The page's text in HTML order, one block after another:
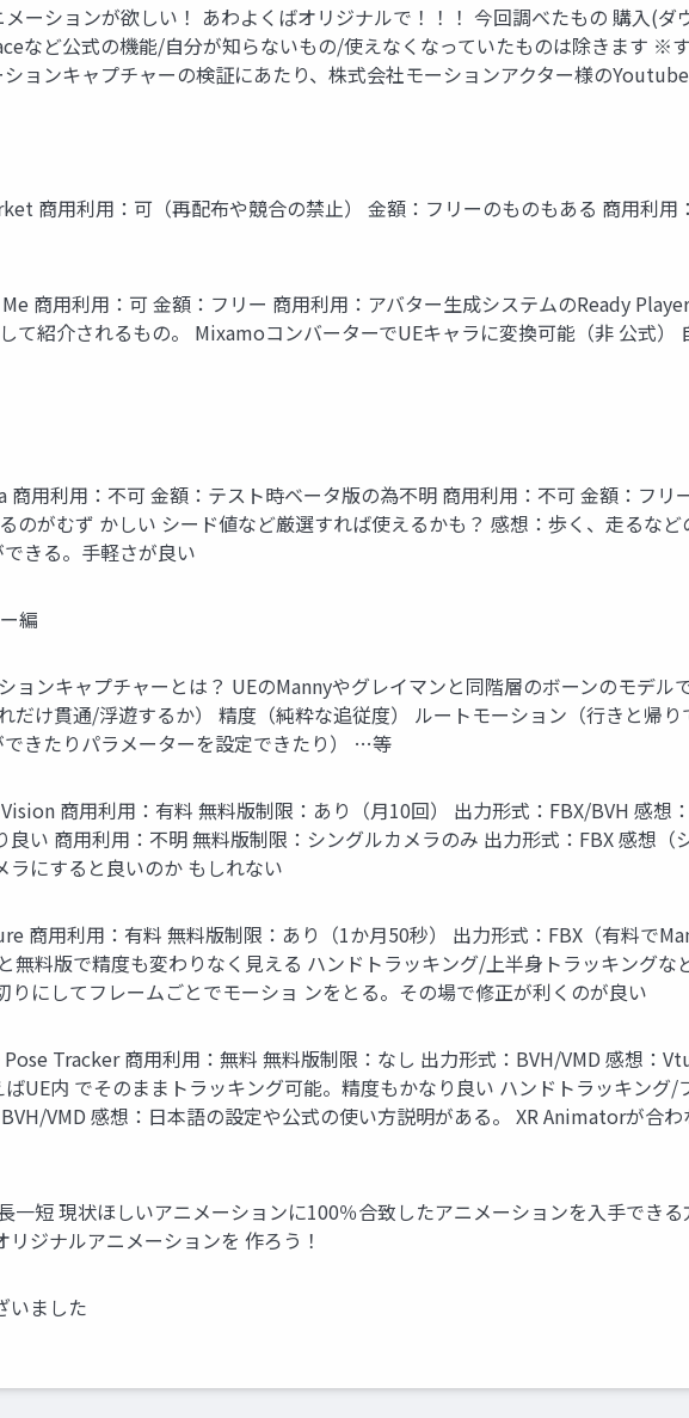
ーションが欲しい！ あわよくばオリジナルで！！！ 今回調べたもの 購入(
など公式の機能/自分が知らないもの/使えなくなっていたものは除きます ※
ョンキャプチャーの検証にあたり、株式会社モーションアクター様の
商用利用：可（再配布や競合の禁止） 金額：フリーのものもある 商用利
商用利用：可 金額：フリー 商用利用：アバター生成システムのReady
て紹介されるもの。 MixamoコンバーターでUEキャラに変換可能（非 公式
用利用：不可 金額：テスト時ベータ版の為不明 商用利用：不可 金額：フリ
のがむず かしい シード値など厳選すれば使えるかも？ 感想：歩く、走るな
きる。手軽さが良い
編
ョンキャプチャーとは？ UEのMannyやグレイマンと同階層のボーンのモデ
だけ貫通/浮遊するか） 精度（純粋な追従度） ルートモーション（行きと帰
きたりパラメーターを設定できたり） …等
商用利用：有料 無料版制限：あり（月10回） 出力形式：FBX/BVH 感想
良い 商用利用：不明 無料版制限：シングルカメラのみ 出力形式：FBX 感想
ラにすると良いのか もしれない
商用利用：有料 無料版制限：あり（1か月50秒） 出力形式：FBX（有料で
無料版で精度も変わりなく見える ハンドトラッキング/上半身トラッキングな
りにしてフレームごとでモーショ ンをとる。その場で修正が利くのが良い
Tracker 商用利用：無料 無料版制限：なし 出力形式：BVH/VMD 感想：
ばUE内 でそのままトラッキング可能。精度もかなり良い ハンドトラッキン
VMD 感想：日本語の設定や公式の使い方説明がある。 XR Animatorが合
一短 現状ほしいアニメーションに100％合致したアニメーションを入手でき
ジナルアニメーションを 作ろう！
いました